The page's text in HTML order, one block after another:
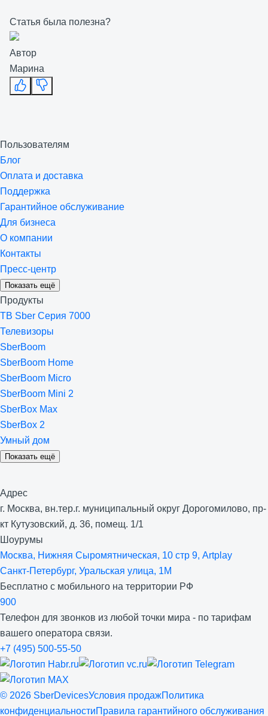
Статья была полезна?
Автор
Марина
Пользователям
Блог
Оплата и доставка
Поддержка
Гарантийное обслуживание
Для бизнеса
О компании
Контакты
Пресс-центр
Показать ещё
Продукты
ТВ Sber Серия 7000
Телевизоры
SberBoom
SberBoom Home
SberBoom Micro
SberBoom Mini 2
SberBox Max
SberBox 2
Умный дом
Показать ещё
Адрес
г. Москва, вн.тер.г. муниципальный округ Дорогомилово, пр-
кт Кутузовский, д. 36, помещ. 1/1
Шоурумы
Москва, Нижняя Сыро­мятническая, 10 стр 9, Artplay
Санкт-Петербург, Уральская улица, 1М
Бесплатно с мобильного на территории РФ
900
Телефон для звонков из любой точки мира - по тарифам
вашего оператора связи.
+7 (495) 500-55-50
© 2026 SberDevicesУсловия продажПолитика
конфиденциальностиПравила гарантийного обслуживания